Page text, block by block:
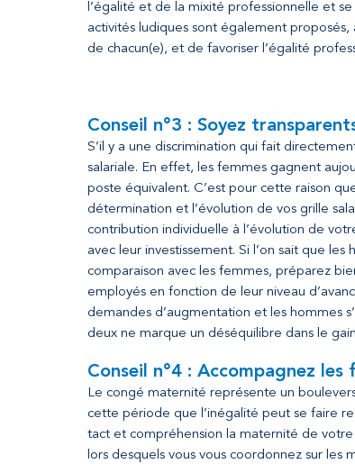
l’égalité et de la mixité professionnelle et
activités ludiques sont également
de chacun(e), et de favoriser l’égalité
Conseil n°3 : Soyez
S’il y a une discrimination qui fait
salariale. En effet, les femmes gagnent
poste équivalent. C’est pour cette raison
détermination et l’évolution de vos grille
contribution individuelle à l’évolution de
avec leur investissement. Si l’on sait que
comparaison avec les femmes, préparez
employés en fonction de leur niveau
demandes d’augmentation et les hommes
deux ne marque un déséquilibre dans le
Conseil n°4 : Accompagnez
Le congé maternité représente un
cette période que l’inégalité peut se faire
tact et compréhension la maternité de
lors desquels vous vous coordonnez sur les